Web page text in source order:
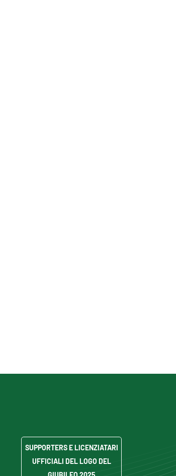
SUPPORTERS E LICENZIATARI
UFFICIALI DEL LOGO DEL